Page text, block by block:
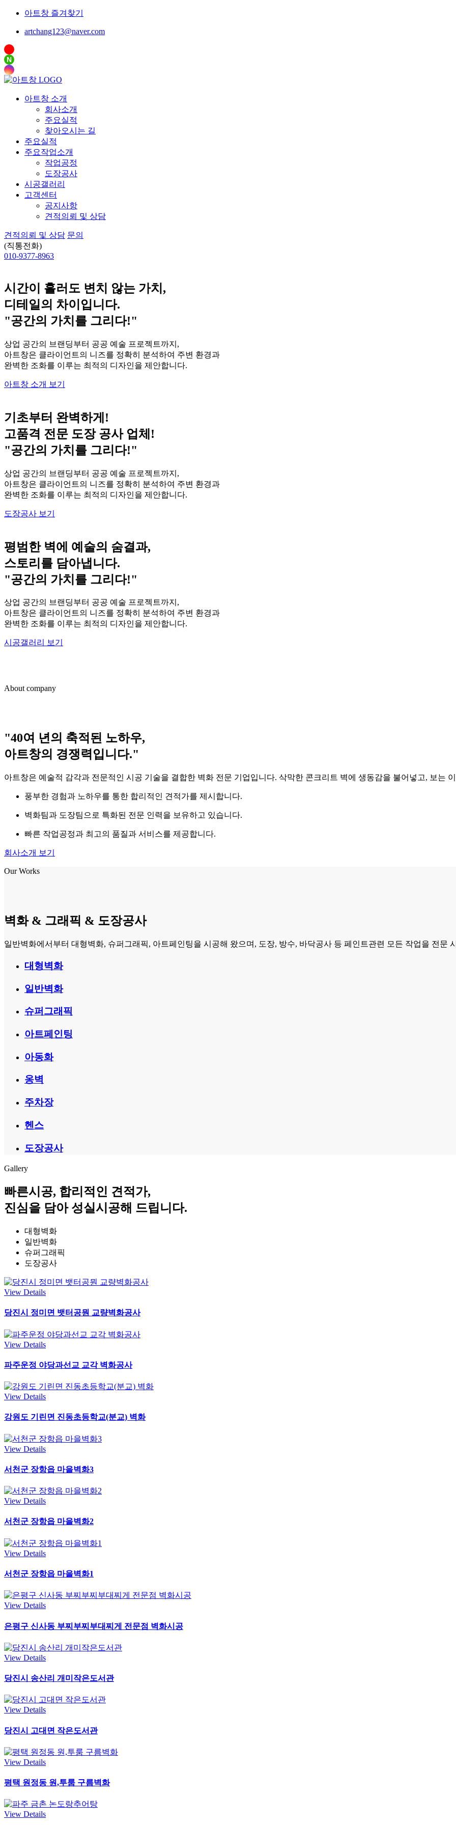
아트창 즐겨찾기
artchang123@naver.com
N
아트창 소개
회사소개
주요실적
찾아오시는 길
주요실적
주요작업소개
작업공정
도장공사
시공갤러리
고객센터
공지사항
견적의뢰 및 상담
견적의뢰 및 상담 문의
(직통전화)
010-9377-8963
시간이 흘러도 변치 않는 가치,
디테일의 차이입니다.
"공간의 가치를 그리다!"
상업 공간의 브랜딩부터 공공 예술 프로젝트까지,
아트창은 클라이언트의 니즈를 정확히 분석하여 주변 환경과
완벽한 조화를 이루는 최적의 디자인을 제안합니다.
아트창 소개 보기
기초부터 완벽하게!
고품격 전문 도장 공사 업체!
"공간의 가치를 그리다!"
상업 공간의 브랜딩부터 공공 예술 프로젝트까지,
아트창은 클라이언트의 니즈를 정확히 분석하여 주변 환경과
완벽한 조화를 이루는 최적의 디자인을 제안합니다.
도장공사 보기
평범한 벽에 예술의 숨결과,
스토리를 담아냅니다.
"공간의 가치를 그리다!"
상업 공간의 브랜딩부터 공공 예술 프로젝트까지,
아트창은 클라이언트의 니즈를 정확히 분석하여 주변 환경과
완벽한 조화를 이루는 최적의 디자인을 제안합니다.
시공갤러리 보기
About company
"40여 년의 축적된 노하우,
아트창의 경쟁력입니다."
아트창은 예술적 감각과 전문적인 시공 기술을 결합한 벽화 전문 기업입니다. 삭막한 콘크리트 벽에 생동감을 불어넣고, 보는
풍부한 경험과 노하우를 통한 합리적인 견적가를 제시합니다.
벽화팀과 도장팀으로 특화된 전문 인력을 보유하고 있습니다.
빠른 작업공정과 최고의 품질과 서비스를 제공합니다.
회사소개 보기
Our Works
벽화 & 그래픽 & 도장공사
일반벽화에서부터 대형벽화, 슈퍼그래픽, 아트페인팅을 시공해 왔으며, 도장, 방수, 바닥공사 등 페인트관련 모든 작업을 전문
대형벽화
일반벽화
슈퍼그래픽
아트페인팅
아동화
옹벽
주차장
헨스
도장공사
Gallery
빠른시공, 합리적인 견적가,
진심을 담아 성실시공해 드립니다.
대형벽화
일반벽화
슈퍼그래픽
도장공사
View Details
당진시 정미면 뱃터공뭔 교량벽화공사
View Details
파주운정 야당과선교 교각 벽화공사
View Details
강원도 기린면 진동초등학교(분교) 벽화
View Details
서천군 장항읍 마을벽화3
View Details
서천군 장항읍 마을벽화2
View Details
서천군 장항읍 마을벽화1
View Details
은평구 신사동 부찌부찌부대찌게 전문점 벽화시공
View Details
당진시 송산리 개미작은도서관
View Details
당진시 고대면 작은도서관
View Details
평택 원정동 원,투룸 구름벽화
View Details